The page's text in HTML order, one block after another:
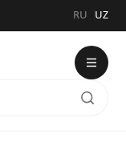
RU UZ